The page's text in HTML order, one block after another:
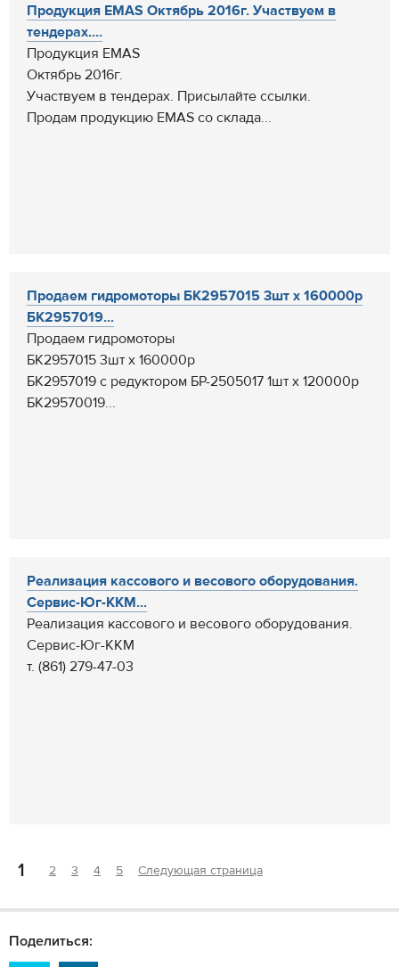
Продукция EMAS Октябрь 2016г. Участвуем в
тендерах....
Продукция EMAS
Октябрь 2016г.
Участвуем в тендерах. Присылайте ссылки.
Продам продукцию EMAS со склада...
Продаем гидромоторы БК2957015 3шт х 160000р
БК2957019...
Продаем гидромоторы
БК2957015 3шт х 160000р
БК2957019 с редуктором БР-2505017 1шт х 120000р
БК29570019...
Реализация кассового и весового оборудования.
Сервис-Юг-ККМ...
Реализация кассового и весового оборудования.
Сервис-Юг-ККМ
т. (861) 279-47-03
1 2 3 4 5 Следующая страница
Поделиться: